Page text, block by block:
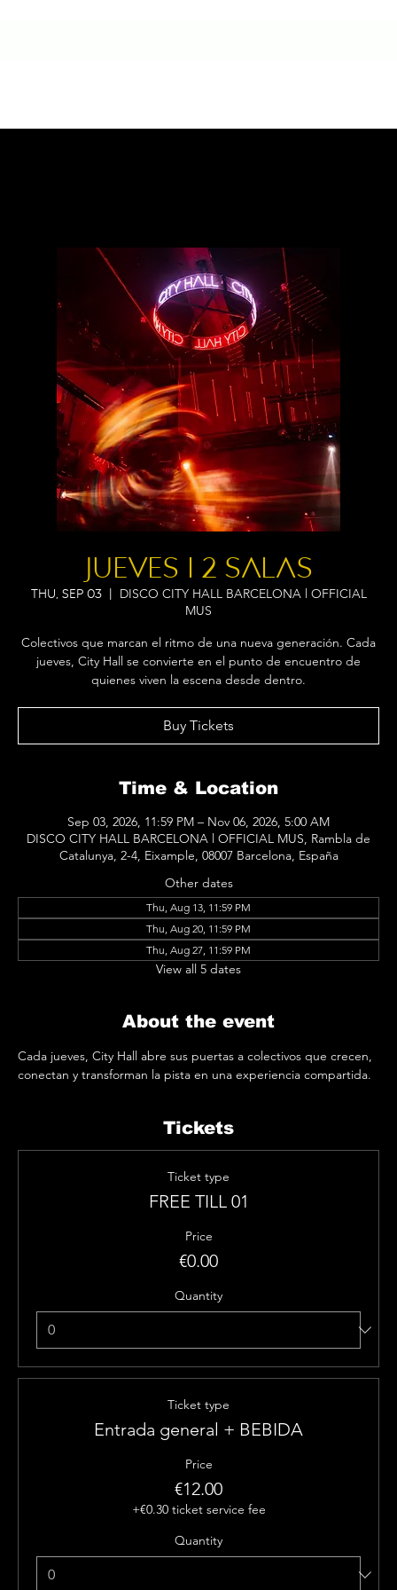
JUEVES I 2 SALAS
Thu, Sep 03
  |
DISCO CITY HALL BARCELONA l OFFICIAL
MUS
Colectivos que marcan el ritmo de una nueva generación. Cada
jueves, City Hall se convierte en el punto de encuentro de
quienes viven la escena desde dentro.
Buy Tickets
Time & Location
Sep 03, 2026, 11:59 PM – Nov 06, 2026, 5:00 AM
DISCO CITY HALL BARCELONA l OFFICIAL MUS, Rambla de
Catalunya, 2-4, Eixample, 08007 Barcelona, España
Other dates
Thu, Aug 13, 11:59 PM
Thu, Aug 20, 11:59 PM
Thu, Aug 27, 11:59 PM
View all 5 dates
About the event
Cada jueves, City Hall abre sus puertas a colectivos que crecen,
conectan y transforman la pista en una experiencia compartida.
Tickets
Ticket type
FREE TILL 01
Price
€0.00
Quantity
Ticket type
Entrada general + BEBIDA
Price
€12.00
+€0.30 ticket service fee
Quantity